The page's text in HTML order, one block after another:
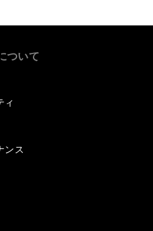
ついて
ィ
ンス